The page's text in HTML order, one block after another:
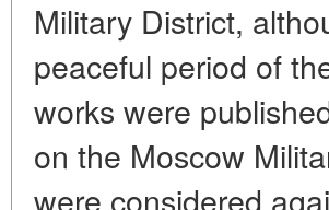
Military District,
peaceful period of
works were
on the Moscow
were considered